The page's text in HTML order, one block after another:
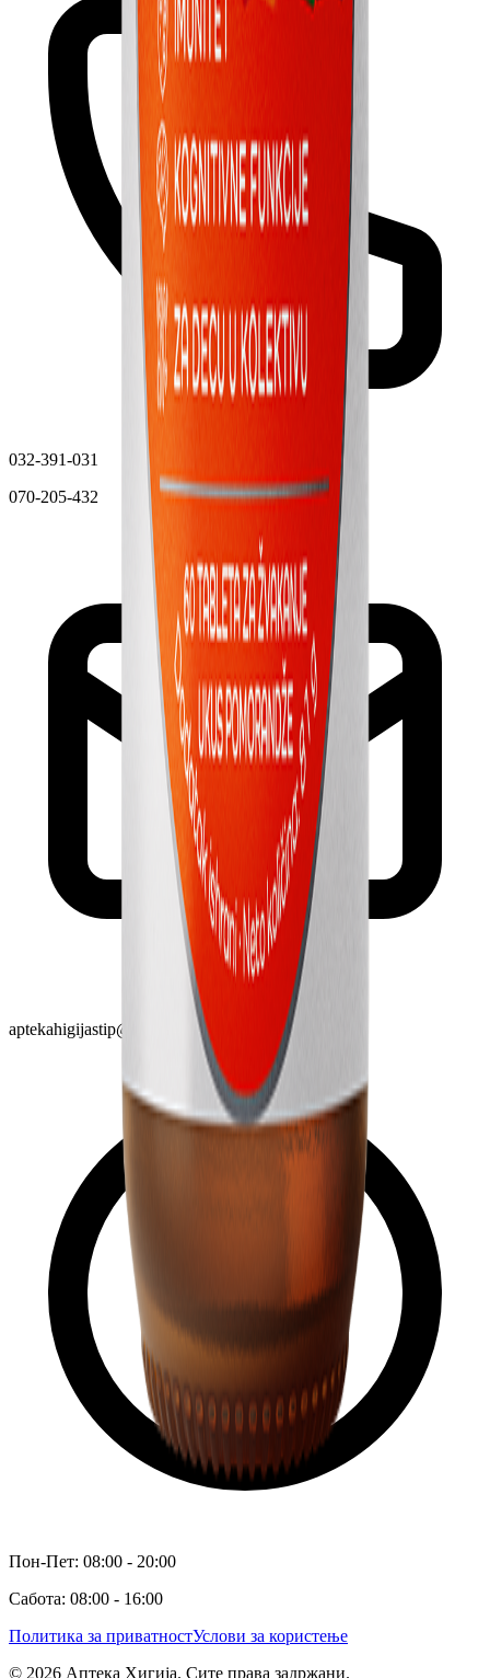
032-391-031
070-205-432
aptekahigijastip@gmail.com
Пон-Пет: 08:00 - 20:00
Сабота: 08:00 - 16:00
Политика за приватностУслови за користење
© 2026 Аптека Хигија. Сите права задржани.